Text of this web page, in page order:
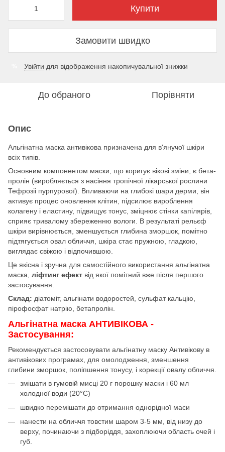
Купити
Замовити швидко
Увійти для відображення накопичувальної знижки
До обраного Порівняти
Опис
Альгінатна маска антивікова призначена для в'янучої шкіри
всіх типів.
Основним компонентом маски, що коригує вікові зміни, є бета-
пролін (виробляється з насіння тропічної лікарської рослини
Тефрозіі пурпурової). Впливаючи на глибокі шари дерми, він
активує процес оновлення клітин, підсилює вироблення
колагену і еластину, підвищує тонус, зміцнює стінки капілярів,
сприяє тривалому збереженню вологи. В результаті рельєф
шкіри вирівнюється, зменшується глибина зморшок, помітно
підтягується овал обличчя, шкіра стає пружною, гладкою,
виглядає свіжою і відпочившою.
Це якісна і зручна для самостійного використання альгінатна
маска, ліфтинг ефект від якої помітний вже після першого
застосування.
Склад: діатоміт, альгінати водоростей, сульфат кальцію,
пірофосфат натрію, бетапролін.
Альгінатна маска АНТИВІКОВА -
Застосування:
Рекомендується застосовувати альгінатну маску Антивікову в
антивікових програмах, для омолодження, зменшення
глибини зморшок, поліпшення тонусу, і корекції овалу обличчя.
змішати в гумовій мисці 20 г порошку маски і 60 мл
холодної води (20°C)
швидко перемішати до отримання однорідної маси
нанести на обличчя товстим шаром 3-5 мм, від низу до
верху, починаючи з підборіддя, захоплюючи область очей і
губ.